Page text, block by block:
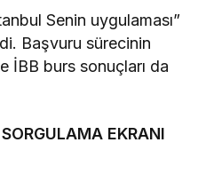
Senin uygulaması”
Başvuru sürecinin
İBB burs sonuçları da
EKRANI